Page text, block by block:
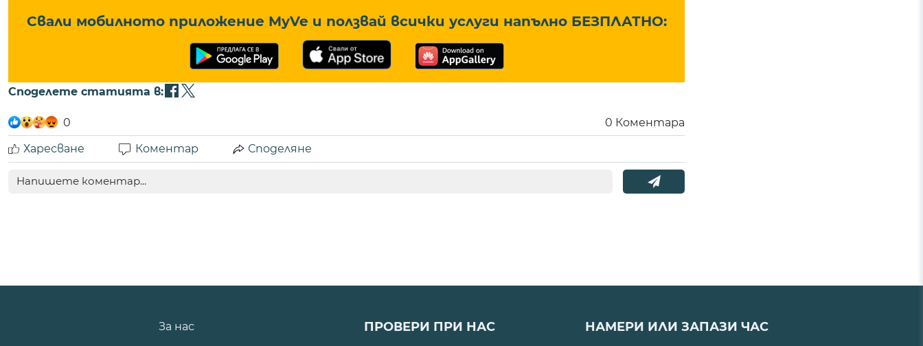
Свали мобилното приложение MyVe и ползвай всички услуги напълно БЕЗПЛАТНО:
Споделете статията в:
0 0 Коментара
Харесване
Коментар Споделяне
За нас ПРОВЕРИ ПРИ НАС НАМЕРИ ИЛИ ЗАПАЗИ ЧАС